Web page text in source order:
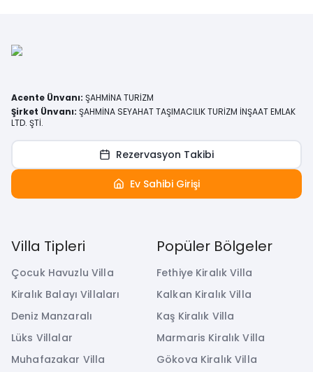
Villa Tipleri
Çocuk Havuzlu Villa
Kiralık Balayı Villaları
Deniz Manzaralı
Lüks Villalar
Muhafazakar Villa
Popüler Bölgeler
Fethiye Kiralık Villa
Kalkan Kiralık Villa
Kaş Kiralık Villa
Marmaris Kiralık Villa
Gökova Kiralık Villa
Acente Ünvanı: ŞAHMİNA TURİZM
Şirket Ünvanı: ŞAHMİNA SEYAHAT TAŞIMACILIK TURİZM İNŞAAT EMLAK
LTD. ŞTİ.
Rezervasyon Takibi
Ev Sahibi Girişi